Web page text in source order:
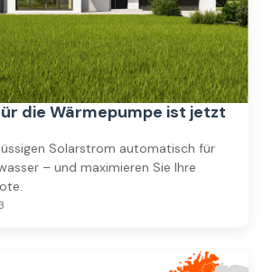
die Wärmepumpe ist jetzt
Solarstrom automatisch für
– und maximieren Sie Ihre